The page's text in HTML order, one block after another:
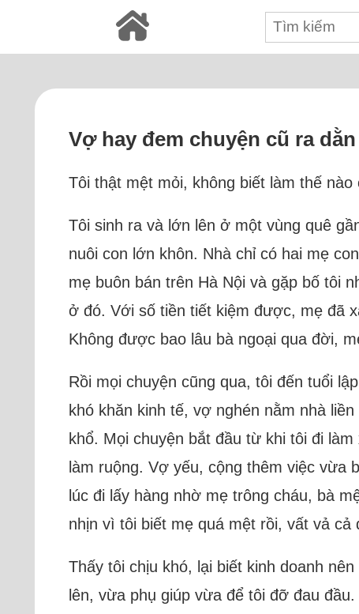
Vợ hay đem chuyện cũ ra
Tôi thật mệt mỏi, không biết làm thế
Tôi sinh ra và lớn lên ở một vùng quê
nuôi con lớn khôn. Nhà chỉ có hai mẹ
mẹ buôn bán trên Hà Nội và gặp bố tôi
ở đó. Với số tiền tiết kiệm được, mẹ đã
Không được bao lâu bà ngoại qua đời,
Rồi mọi chuyện cũng qua, tôi đến tuổi
khó khăn kinh tế, vợ nghén nằm nhà
khổ. Mọi chuyện bắt đầu từ khi tôi đi
làm ruộng. Vợ yếu, cộng thêm việc vừa
lúc đi lấy hàng nhờ mẹ trông cháu, bà
nhịn vì tôi biết mẹ quá mệt rồi, vất vả
Thấy tôi chịu khó, lại biết kinh doanh
lên, vừa phụ giúp vừa để tôi đỡ đau